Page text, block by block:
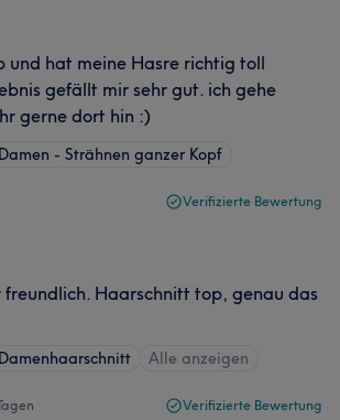
und hat meine Hasre richtig toll
gefällt mir sehr gut. ich gehe
gerne dort hin :)
Damen - Strähnen ganzer Kopf
Verifizierte Bewertung
freundlich. Haarschnitt top, genau das
Damenhaarschnitt Alle anzeigen
Verifizierte Bewertung